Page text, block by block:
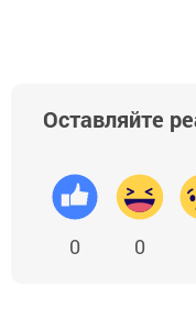
Оставляйте
0 0